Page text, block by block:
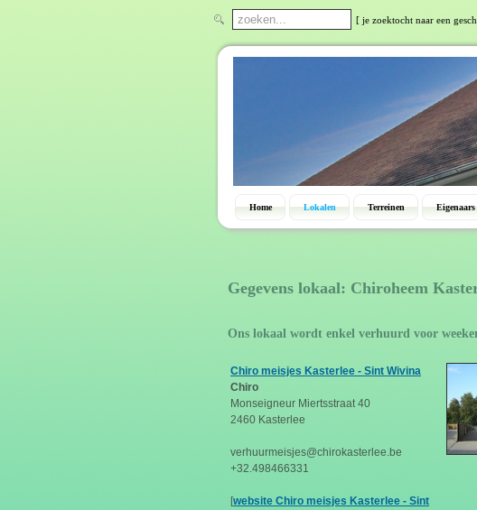
[ je zoektocht naar een
Home Lokalen Terreinen Eigenaars
Gegevens lokaal: Chiroheem
Ons lokaal wordt enkel verhuurd voor
Chiro meisjes Kasterlee - Sint Wivina
Chiro
Monseigneur Miertsstraat 40
2460 Kasterlee
verhuurmeisjes@chirokasterlee.be
+32.498466331
[website Chiro meisjes Kasterlee - Sint